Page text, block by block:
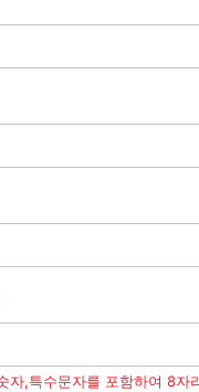
자,특수문자를 포함하여 8자